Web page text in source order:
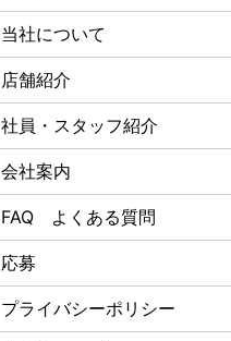
当社について
店舗紹介
社員・スタッフ紹介
会社案内
FAQ よくある質問
応募
プライバシーポリシー